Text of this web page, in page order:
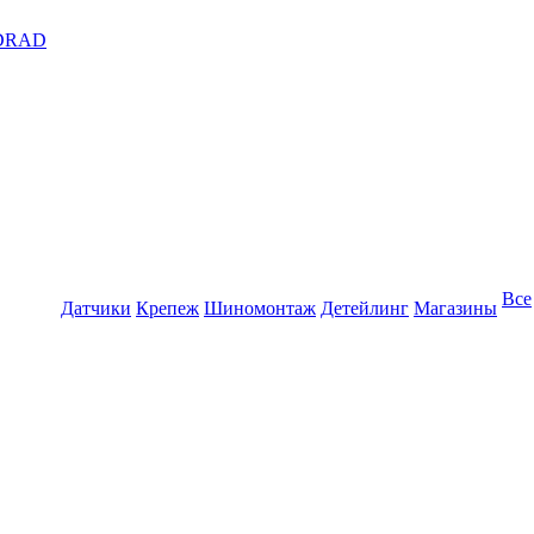
Датчики Крепеж Шиномонтаж Детейлинг Магазины Все